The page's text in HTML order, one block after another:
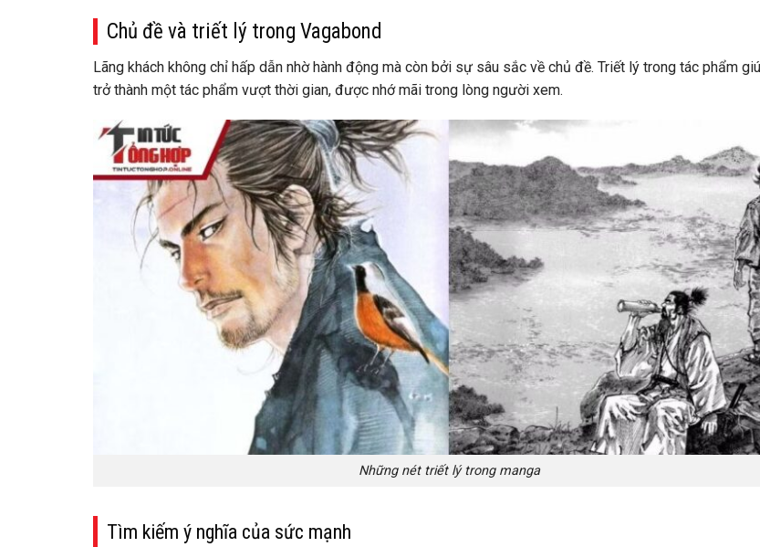
Chủ đề và triết lý trong Vagabond
Lãng khách không chỉ hấp dẫn nhờ hành động mà còn bởi sự sâu sắc về chủ đề. Triết lý trong tác phẩm
trở thành một tác phẩm vượt thời gian, được nhớ mãi trong lòng người xem.
Những nét triết lý trong manga
Tìm kiếm ý nghĩa của sức mạnh